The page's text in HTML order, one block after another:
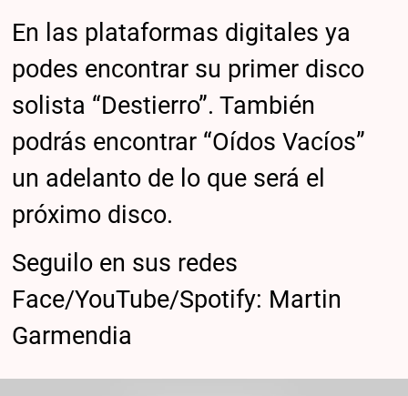
En las plataformas digitales ya
podes encontrar su primer disco
solista “Destierro”. También
podrás encontrar “Oídos Vacíos”
un adelanto de lo que será el
próximo disco.
Seguilo en sus redes
Face/YouTube/Spotify: Martin
Garmendia